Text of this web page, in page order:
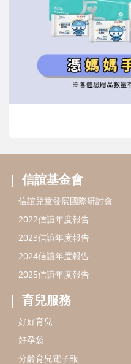
信誼基金會
2022信誼年度報告
2023信誼年度報告
2024信誼年度報告
好孕袋
分齡育兒電子報
線上教養諮詢
出版服務
信誼基金出版社
閱讀推廣
Bookstart閱讀起步走
信誼幼兒文學獎
信誼兒童動畫獎